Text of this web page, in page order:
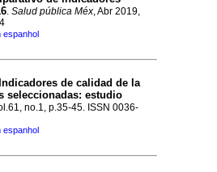
. Salud pública Méx, Abr 2019,
espanhol
Indicadores de calidad de la
seleccionadas: estudio
no.1, p.35-45. ISSN 0036-
espanhol